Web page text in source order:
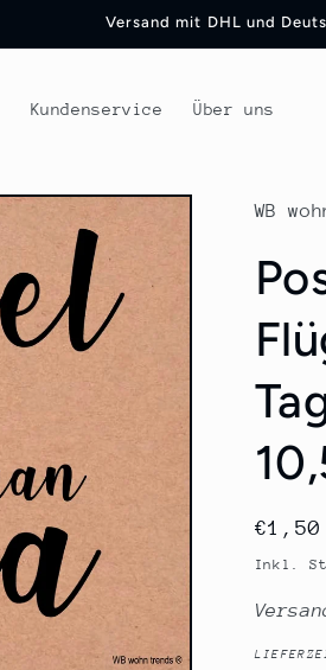
Versand mit DHL und
Kundenservice Über uns
WB
Preis
€1,50
Inkl.